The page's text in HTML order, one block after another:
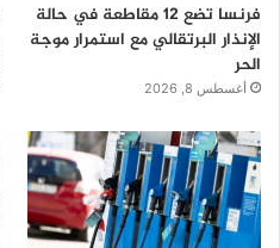
فرنسا تضع 12 مقاطعة في حالة
الإنذار البرتقالي مع استمرار موجة
الحر
أغسطس 8, 2026